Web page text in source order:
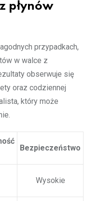
płynów
przypadkach,
w walce z
obserwuje się
oraz codziennej
który może
Bezpieczeństwo
Wysokie